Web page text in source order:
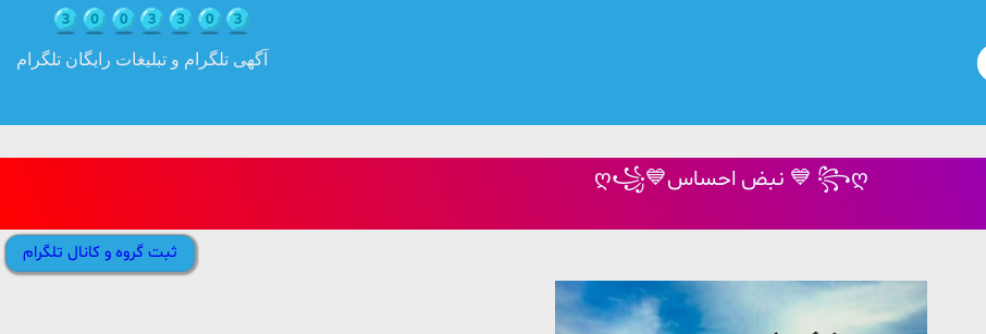
آگهی تلگرام و تبلیغات رایگان تلگرام
ღ꧁💙نبض احساس 💙 ꧂ღ
ثبت گروه و کانال تلگرام